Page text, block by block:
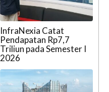
InfraNexia Catat
Pendapatan Rp7,7
Triliun pada Semester I
2026